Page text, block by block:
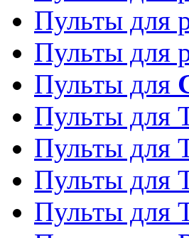
Пульты для
Пульты для
Пульты для
Пульты для
Пульты для
Пульты для
Пульты для